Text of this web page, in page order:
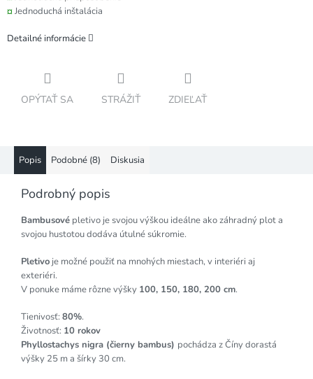
¤Jednoduchá inštalácia
Detailné informácie
OPÝTAŤ SA STRÁŽIŤ ZDIEĽAŤ
Popis Podobné (8) Diskusia
Podrobný popis
Bambusové pletivo je svojou výškou ideálne ako záhradný plot a
svojou hustotou dodáva útulné súkromie.
Pletivo je možné použiť na mnohých miestach, v interiéri aj
exteriéri.
V ponuke máme rôzne výšky 100, 150, 180, 200 cm.
Tienivosť: 80%.
Životnosť: 10 rokov
Phyllostachys nigra (čierny bambus) pochádza z Číny dorastá
výšky 25 m a šírky 30 cm.